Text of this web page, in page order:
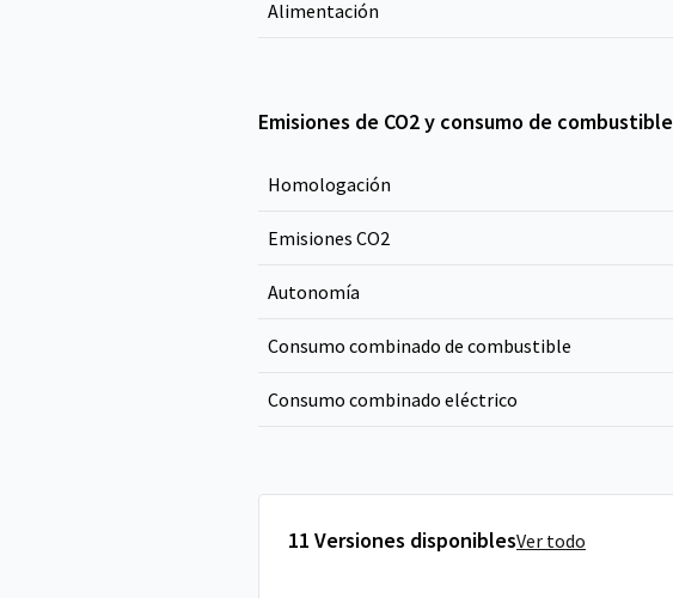
Alimentación
Emisiones de CO2 y consumo de combustible
Homologación
Emisiones CO2
Autonomía
Consumo combinado de combustible
Consumo combinado eléctrico
11 Versiones disponiblesVer todo